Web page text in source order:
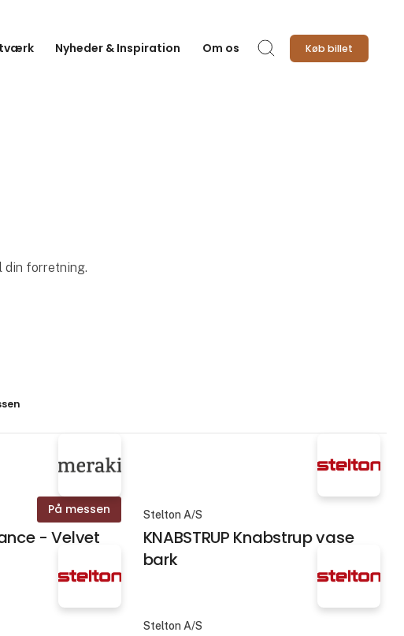
Nyheder & Inspiration Om os Søg Køb billet
din forretning.
På messen
- Velvet
Stelton A/S
KNABSTRUP Knabstrup vase
bark
Stelton A/S